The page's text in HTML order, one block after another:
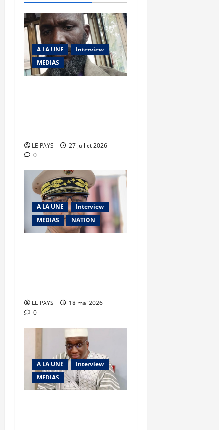
A LA UNE
Interview
MEDIAS
LE PAYS
27 juillet 2026
0
A LA UNE
Interview
MEDIAS
NATION
LE PAYS
18 mai 2026
0
A LA UNE
Interview
MEDIAS